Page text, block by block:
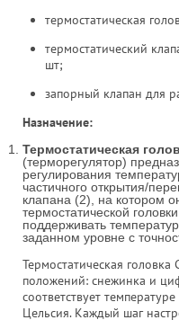
термостатическая
термостатический
шт;
запорный клапан для
Назначение:
Термостатическая
(терморегулятор)
регулирования
частичного открытия/
клапана (2), на котором
термостатической
поддерживать
заданном уровне с
Термостатическая
положений: снежинка и
соответствует
Цельсия. Каждый шаг